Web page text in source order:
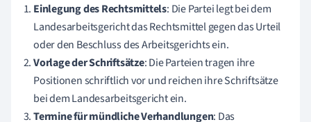
Einlegung des Rechtsmittels: Die Partei legt bei dem
Landesarbeitsgericht das Rechtsmittel gegen das Urteil
oder den Beschluss des Arbeitsgerichts ein.
Vorlage der Schriftsätze: Die Parteien tragen ihre
Positionen schriftlich vor und reichen ihre Schriftsätze
bei dem Landesarbeitsgericht ein.
Termine für mündliche Verhandlungen: Das